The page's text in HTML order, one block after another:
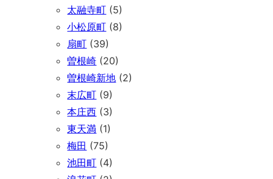
太融寺町 (5)
小松原町 (8)
扇町 (39)
曽根崎 (20)
曽根崎新地 (2)
末広町 (9)
本庄西 (3)
東天満 (1)
梅田 (75)
池田町 (4)